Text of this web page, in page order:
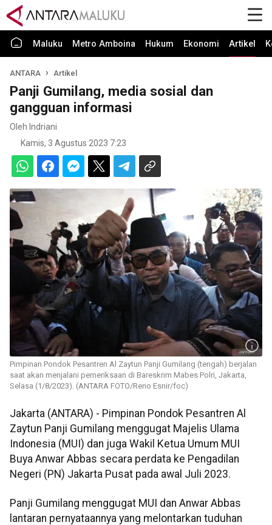
Maluku Metro Amboina Hukum Ekonomi Artikel
ANTARA Artikel
Panji Gumilang, media sosial dan
gangguan informasi
Oleh Indriani
Kamis, 3 Agustus 2023 7:23
Pimpinan Pondok Pesantren Al Zaytun Panji Gumilang (tengah) berjalan
saat akan menjalani pemeriksaan di Bareskrim Mabes Polri, Jakarta,
Selasa (1/8/2023). (ANTARA FOTO/Reno Esnir/foc)
Jakarta (ANTARA) - Pimpinan Pondok Pesantren Al
Zaytun Panji Gumilang menggugat Majelis Ulama
Indonesia (MUI) dan juga Wakil Ketua Umum MUI
Buya Anwar Abbas secara perdata ke Pengadilan
Negeri (PN) Jakarta Pusat pada awal Juli 2023.
Panji Gumilang menggugat MUI dan Anwar Abbas
lantaran pernyataannya yang melontarkan tuduhan